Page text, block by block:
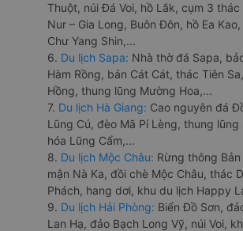
Thuột, núi Đá Voi, hồ Lắk, cụm 3 thác
Nur – Gia Long, Buôn Đôn, hồ Ea
Chư Yang Shin,...
6. Du lịch Sapa: Nhà thờ đá Sapa,
Hàm Rồng, bản Cát Cát, thác Tiên
Hồng, thung lũng Mường Hoa,...
7. Du lịch Hà Giang: Cao nguyên đá
Lũng Cú, đèo Mã Pí Lèng, thung lũng
hóa Lũng Cẩm,...
8. Du lịch Mộc Châu: Rừng thông
mận Nà Ka, đồi chè Mộc Châu, thác
Phách, hang dơi, khu du lịch Happy
9. Du lịch Hải Phòng: Biển Đồ Sơn,
Lan Hạ, đảo Bạch Long Vỹ, núi Voi,